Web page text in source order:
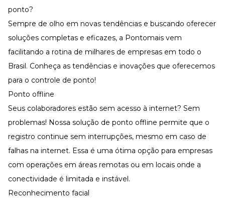
ponto?
Sempre de olho em novas tendências e buscando oferecer
soluções completas e eficazes, a Pontomais vem
facilitando a rotina de milhares de empresas em todo o
Brasil. Conheça as tendências e inovações que oferecemos
para o controle de ponto!
Ponto offline
Seus colaboradores estão sem acesso à internet? Sem
problemas! Nossa solução de ponto offline permite que o
registro continue sem interrupções, mesmo em caso de
falhas na internet. Essa é uma ótima opção para empresas
com operações em áreas remotas ou em locais onde a
conectividade é limitada e instável.
Reconhecimento facial